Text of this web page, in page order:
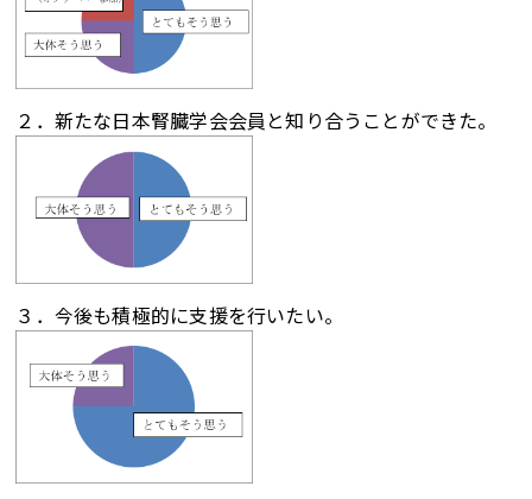
２．新たな日本腎臓学会会員と知り合うことができた。
３．今後も積極的に支援を行いたい。